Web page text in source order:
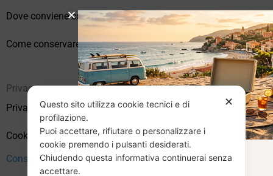
Dove conviene comprare vinili online?
Come conservare correttamente i vinili usati
Privacy
Privacy Policy
Cookie Policy (UE)
Consenso
✕
Questo sito utilizza cookie tecnici e di
profilazione.
Puoi accettare, rifiutare o personalizzare i
cookie premendo i pulsanti desiderati.
Chiudendo questa informativa continuerai senza
accettare.